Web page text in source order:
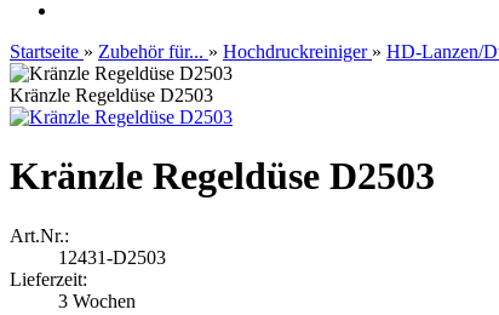
Startseite » Zubehör für... » Hochdruckreiniger » HD-Lanzen/
Kränzle Regeldüse D2503
Kränzle Regeldüse D2503
Art.Nr.:
12431-D2503
Lieferzeit:
3 Wochen